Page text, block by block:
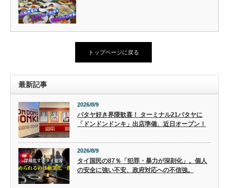
トップページに戻る
最新記事
2026/8/9
パタヤ好き界隈歓喜！ ターミナル21パタヤに
「ドンドンドンキ」出店準備、近日オープン！
2026/8/9
タイ国民の87％「犯罪・暴力が深刻化」。個人
の安全に強い不安、政府対応への不信強。